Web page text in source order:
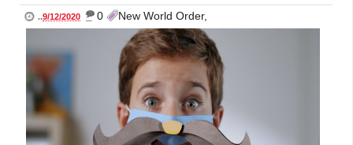
..9/12/2020 _ 0 New World Order,